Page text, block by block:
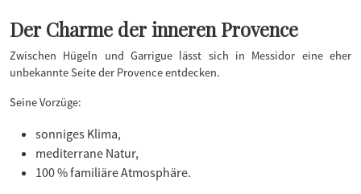
Der Charme der inneren Provence
Zwischen Hügeln und Garrigue lässt sich in Messidor eine eher
unbekannte Seite der Provence entdecken.
Seine Vorzüge:
sonniges Klima,
mediterrane Natur,
100 % familiäre Atmosphäre.